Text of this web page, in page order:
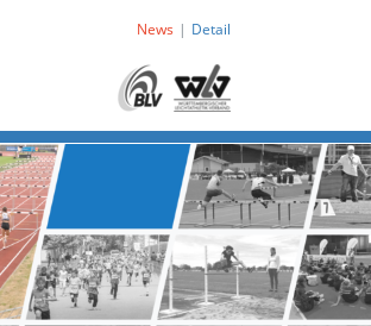
News Detail